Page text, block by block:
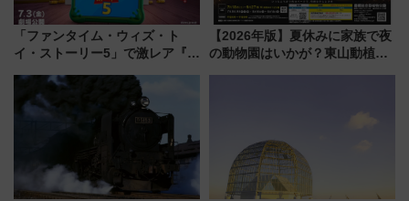
「ファンタイム・ウィズ・ト
イ・ストーリー5」で激レア『ロ
デコレーションも徹底解説
【2026年版】夏休みに家族で夜
の動物園はいかが？東山動植物